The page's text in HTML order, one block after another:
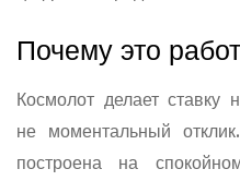
Почему это
Космолот делает ставку
не моментальный
построена на